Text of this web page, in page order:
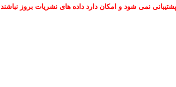
نمی شود و امکان دارد داده های نشریات بروز نباشند